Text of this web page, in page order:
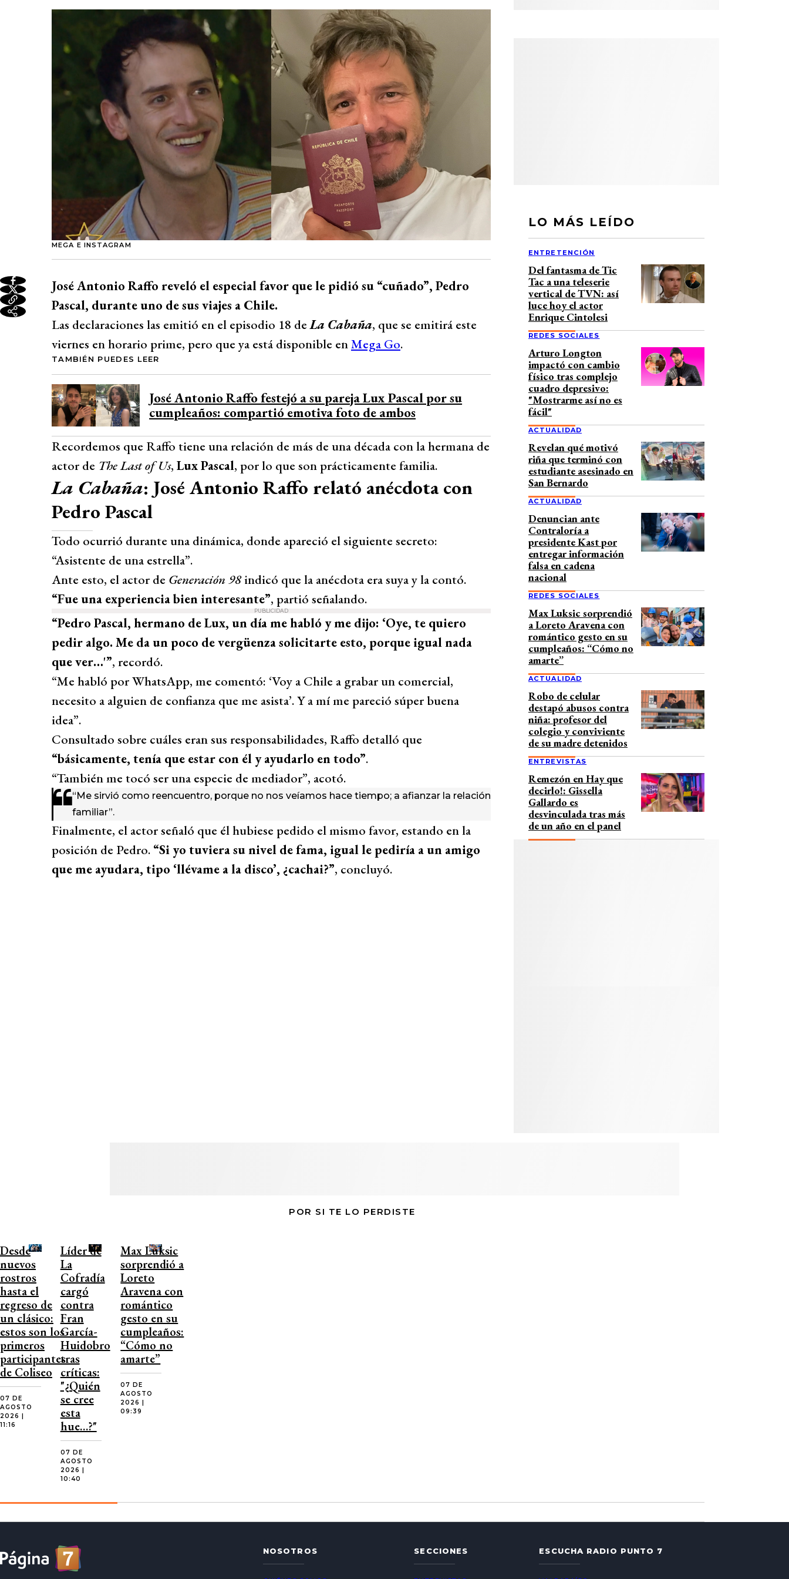
MEGA E INSTAGRAM
José Antonio Raffo reveló el especial favor que le pidió su “cuñado”, Pedro
Pascal, durante uno de sus viajes a Chile.
Las declaraciones las emitió en el episodio 18 deLa Cabaña, que se emitirá este
viernes en horario prime, pero que ya está disponible enMega Go.
TAMBIÉN PUEDES LEER
José Antonio Raffo festejó a su pareja Lux Pascal por su
cumpleaños: compartió emotiva foto de ambos
Recordemos que Raffo tiene una relación de más de una década con la hermana de
actor de The Last of Us, Lux Pascal, por lo que son prácticamente familia.
La Cabaña: José Antonio Raffo relató anécdota con
Pedro Pascal
Todo ocurrió durante una dinámica, donde apareció el siguiente secreto:
“Asistente de una estrella”.
Ante esto, el actor de Generación 98indicó que la anécdota era suya y la contó.
“Fue una experiencia bien interesante”, partió señalando.
PUBLICIDAD
“Pedro Pascal, hermano de Lux, un día me habló y me dijo: ‘Oye, te quiero
pedir algo. Me da un poco de vergüenza solicitarte esto, porque igual nada
que ver…'”, recordó.
“Me habló por WhatsApp, me comentó: ‘Voy a Chile a grabar un comercial,
necesito a alguien de confianza que me asista’. Y a mí me pareció súper buena
idea”.
Consultado sobre cuáles eran sus responsabilidades, Raffo detalló que
“básicamente, tenía que estar con él y ayudarlo en todo”.
“También me tocó ser una especie de mediador”, acotó.
“Me sirvió como reencuentro, porque no nos veíamos hace tiempo; a afianzar la relación
familiar”.
Finalmente, el actor señaló que él hubiese pedido el mismo favor, estando en la
posición de Pedro. “Si yo tuviera su nivel de fama, igual le pediría a un amigo
que me ayudara, tipo ‘llévame a la disco’, ¿cachai?”, concluyó.
LO MÁS LEÍDO
ENTRETENCIÓN
Del fantasma de Tic
Tac a una teleserie
vertical de TVN: así
luce hoy el actor
Enrique Cintolesi
REDES SOCIALES
Arturo Longton
impactó con cambio
físico tras complejo
cuadro depresivo:
"Mostrarme así no es
fácil"
ACTUALIDAD
Revelan qué motivó
riña que terminó con
estudiante asesinado en
San Bernardo
ACTUALIDAD
Denuncian ante
Contraloría a
presidente Kast por
entregar información
falsa en cadena
nacional
REDES SOCIALES
Max Luksic sorprendió
a Loreto Aravena con
romántico gesto en su
cumpleaños: “Cómo no
amarte”
ACTUALIDAD
Robo de celular
destapó abusos contra
niña: profesor del
colegio y conviviente
de su madre detenidos
ENTREVISTAS
Remezón en Hay que
decirlo!: Gissella
Gallardo es
desvinculada tras más
de un año en el panel
POR SI TE LO PERDISTE
Desde
nuevos
rostros
hasta el
regreso de
un clásico:
estos son los
primeros
participantes
de Coliseo
07 DE
AGOSTO
2026 |
11:16
Líder de
La
Cofradía
cargó
contra
Fran
García-
Huidobro
tras
críticas:
"¿Quién
se cree
esta
hue…?"
07 DE
AGOSTO
2026 |
10:40
Max Luksic
sorprendió a
Loreto
Aravena con
romántico
gesto en su
cumpleaños:
“Cómo no
amarte”
07 DE
AGOSTO
2026 |
09:39
NOSOTROS SECCIONES ESCUCHA RADIO PUNTO 7